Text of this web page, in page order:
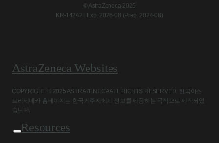
© AstraZeneca 2025
KR-14242 l Exp. 2026-08 (Prep. 2024-08)
AstraZeneca Websites
COPYRIGHT © 2025 ASTRAZENECA ALL RIGHTS RESERVED. 한국아스
트라제네카 홈페이지는 한국거주자에게 정보를 제공하는 목적으로 제작되었
습니다.
Resources